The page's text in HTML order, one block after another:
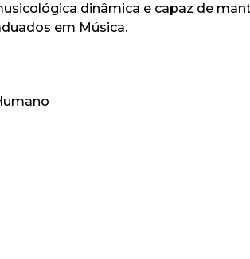
dinâmica e capaz de
em Música.